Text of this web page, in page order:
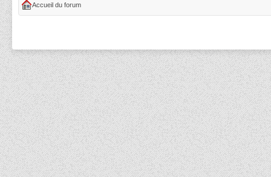
Accueil du forum